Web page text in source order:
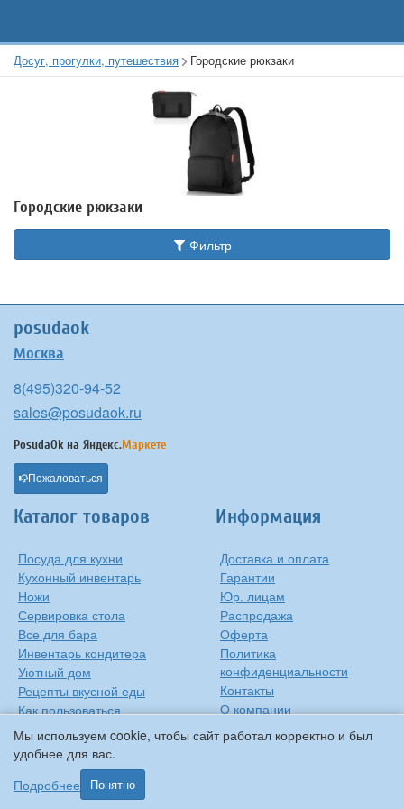
Мы используем cookie, чтобы сайт работал корректно и был
удобнее для вас.
Подробнее
Понятно
Досуг, прогулки, путешествия Городские рюкзаки
Городские рюкзаки
Фильтр
posudaok
Москва
8(495)320-94-52
sales@posudaok.ru
PosudaOk на Яндекс.Маркете
Пожаловаться
Каталог товаров
Посуда для кухни
Кухонный инвентарь
Ножи
Сервировка стола
Все для бара
Инвентарь кондитера
Уютный дом
Рецепты вкусной еды
Как пользоваться
сковородкой
Информация
Доставка и оплата
Гарантии
Юр. лицам
Распродажа
Оферта
Политика
конфиденциальности
Контакты
О компании
Сиропы Monin
Виды барного стекла